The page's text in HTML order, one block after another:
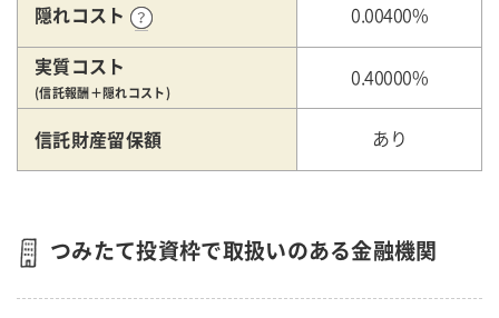
隠れコスト 0.00400%
実質コスト
(信託報酬＋隠れコスト)
0.40000%
信託財産留保額 あり
つみたて投資枠で取扱いのある金融機関